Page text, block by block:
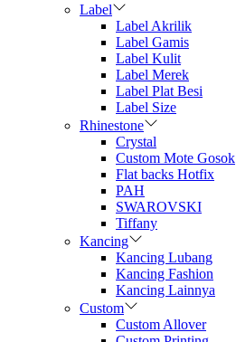
Label
Label Akrilik
Label Gamis
Label Kulit
Label Merek
Label Plat Besi
Label Size
Rhinestone
Crystal
Custom Mote Gosok
Flat backs Hotfix
PAH
SWAROVSKI
Tiffany
Kancing
Kancing Lubang
Kancing Fashion
Kancing Lainnya
Custom
Custom Allover